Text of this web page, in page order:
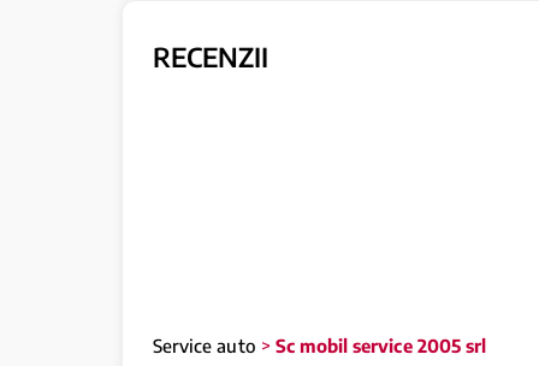
RECENZII
Service auto > Sc mobil service 2005 srl